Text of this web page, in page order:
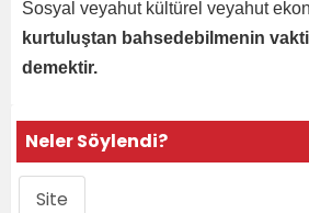
Sosyal veyahut kültürel veyahut
kurtuluştan bahsedebilmenin
demektir.
Neler Söylendi?
Site